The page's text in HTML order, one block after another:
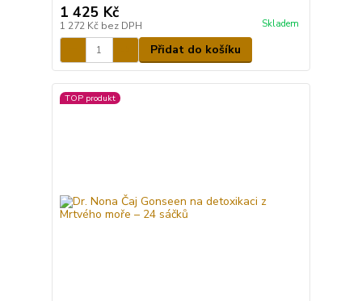
1 425 Kč
1 272 Kč bez DPH Skladem
Přidat do košíku
TOP produkt